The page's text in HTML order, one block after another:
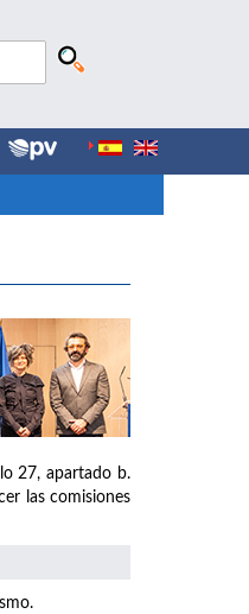
27, apartado b.
las comisiones